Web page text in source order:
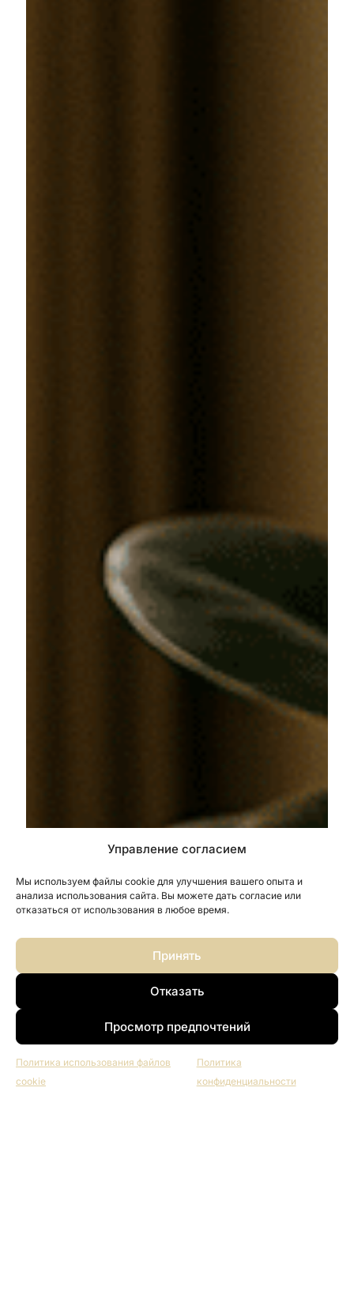
Управление согласием
Мы используем файлы cookie для улучшения вашего опыта и
анализа использования сайта. Вы можете дать согласие или
отказаться от использования в любое время.
Принять
Отказать
Просмотр предпочтений
Политика использования файлов
cookie
Политика
конфиденциальности